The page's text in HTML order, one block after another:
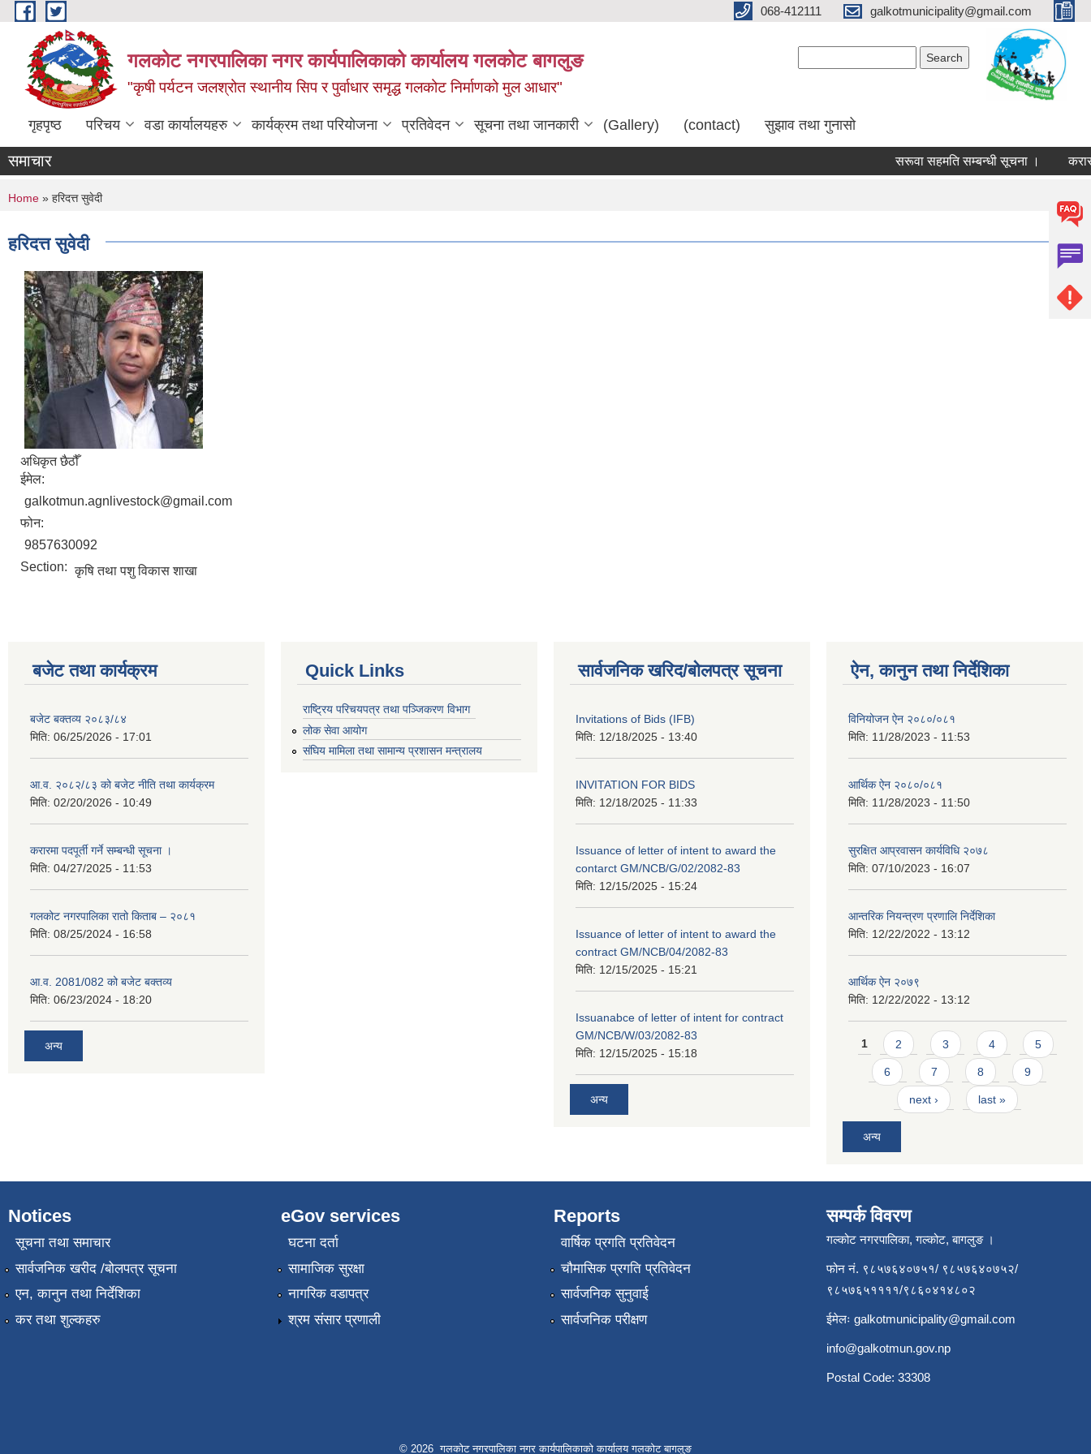
Skip to main content 068-412111 galkotmunicipality@gmail.com
गलकोट नगरपालिका नगर कार्यपालिकाको कार्यालय गलकोट बागलुङ
"कृषी पर्यटन जलश्रोत स्थानीय सिप र पुर्वाधार समृद्ध गलकोट निर्माणको मुल आधार"
गृहपृष्ठ परिचय वडा कार्यालयहरु कार्यक्रम तथा परियोजना प्रतिवेदन सूचना तथा जानकारी (Gallery) (contact) सुझाव तथा गुनासो
समाचार सरूवा सहमति सम्बन्धी सूचना । करार
You are here
Home » हरिदत्त सुवेदी
हरिदत्त सुवेदी
अधिकृत छैठौँ
ईमेल:
galkotmun.agnlivestock@gmail.com
फोन:
9857630092
Section: कृषि तथा पशु विकास शाखा
बजेट तथा कार्यक्रम
बजेट बक्तव्य २०८३/८४
मिति: 06/25/2026 - 17:01
आ.व. २०८२/८३ को बजेट नीति तथा कार्यक्रम
मिति: 02/20/2026 - 10:49
करारमा पदपूर्ती गर्ने सम्बन्धी सूचना ।
मिति: 04/27/2025 - 11:53
गलकोट नगरपालिका रातो किताब – २०८१
मिति: 08/25/2024 - 16:58
आ.व. 2081/082 को बजेट बक्तव्य
मिति: 06/23/2024 - 18:20
अन्य
Quick Links
राष्ट्रिय परिचयपत्र तथा पञ्जिकरण विभाग
लोक सेवा आयोग
संघिय मामिला तथा सामान्य प्रशासन मन्त्रालय
सार्वजनिक खरिद/बोलपत्र सूचना
Invitations of Bids (IFB)
मिति: 12/18/2025 - 13:40
INVITATION FOR BIDS
मिति: 12/18/2025 - 11:33
Issuance of letter of intent to award the
contarct GM/NCB/G/02/2082-83
मिति: 12/15/2025 - 15:24
Issuance of letter of intent to award the
contract GM/NCB/04/2082-83
मिति: 12/15/2025 - 15:21
Issuanabce of letter of intent for contract
GM/NCB/W/03/2082-83
मिति: 12/15/2025 - 15:18
अन्य
ऐन, कानुन तथा निर्देशिका
विनियोजन ऐन २०८०/०८१
मिति: 11/28/2023 - 11:53
आर्थिक ऐन २०८०/०८१
मिति: 11/28/2023 - 11:50
सुरक्षित आप्रवासन कार्यविधि २०७८
मिति: 07/10/2023 - 16:07
आन्तरिक नियन्त्रण प्रणालि निर्देशिका
मिति: 12/22/2022 - 13:12
आर्थिक ऐन २०७९
मिति: 12/22/2022 - 13:12
Pages
1 2 3 4 5
6 7 8 9
next › last »
अन्य
Notices
सूचना तथा समाचार
सार्वजनिक खरीद /बोलपत्र सूचना
एन, कानुन तथा निर्देशिका
कर तथा शुल्कहरु
eGov services
घटना दर्ता
सामाजिक सुरक्षा
नागरिक वडापत्र
श्रम संसार प्रणाली
Reports
वार्षिक प्रगति प्रतिवेदन
चौमासिक प्रगति प्रतिवेदन
सार्वजनिक सुनुवाई
सार्वजनिक परीक्षण
सम्पर्क विवरण
गल्कोट नगरपालिका, गल्कोट, बागलुङ ।
फोन नं. ९८५७६४०७५१/ ९८५७६४०७५२/
९८५७६५११११/९८६०४१४८०२
ईमेलः galkotmunicipality@gmail.com
info@galkotmun.gov.np
Postal Code: 33308
© 2026 गलकोट नगरपालिका नगर कार्यपालिकाको कार्यालय गलकोट बागलुङ